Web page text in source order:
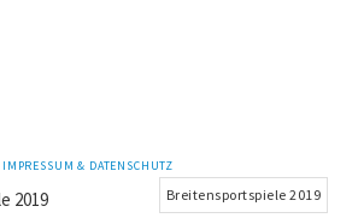
NAVIGATION
IMPRESSUM & DATENSCHUTZ
Breitensportspiele 2019